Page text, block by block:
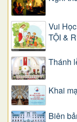
Vui
TỘI &
Thánh
Khai
Biên